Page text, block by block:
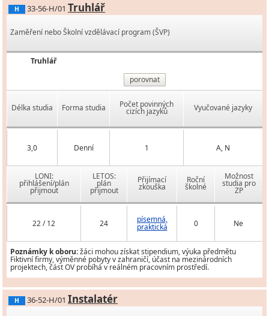
H 33-56-H/01 Truhlář
Zaměření nebo Školní vzdělávací program (ŠVP)
Truhlář
porovnat
Délka studia Forma studia Počet povinných
cizích jazyků Vyučované jazyky
3,0 Denní 1 A, N
LONI:
přihlášení/plán
přijmout
LETOS:
plán
přijmout
Přijímací
zkouška
Roční
školné
Možnost
studia pro
ZP
22 / 12 24 písemná,
praktická 0 Ne
Poznámky k oboru:žáci mohou získat stipendium, výuka předmětu
Fiktivní firmy, výměnné pobyty v zahraničí, účast na mezinárodních
projektech, část OV probíhá v reálném pracovním prostředí.
H 36-52-H/01 Instalatér